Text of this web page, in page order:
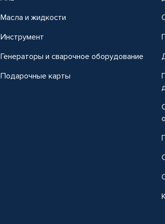
Масла и жидкости
Инструмент
Генераторы и сварочное оборудование
Подарочные карты